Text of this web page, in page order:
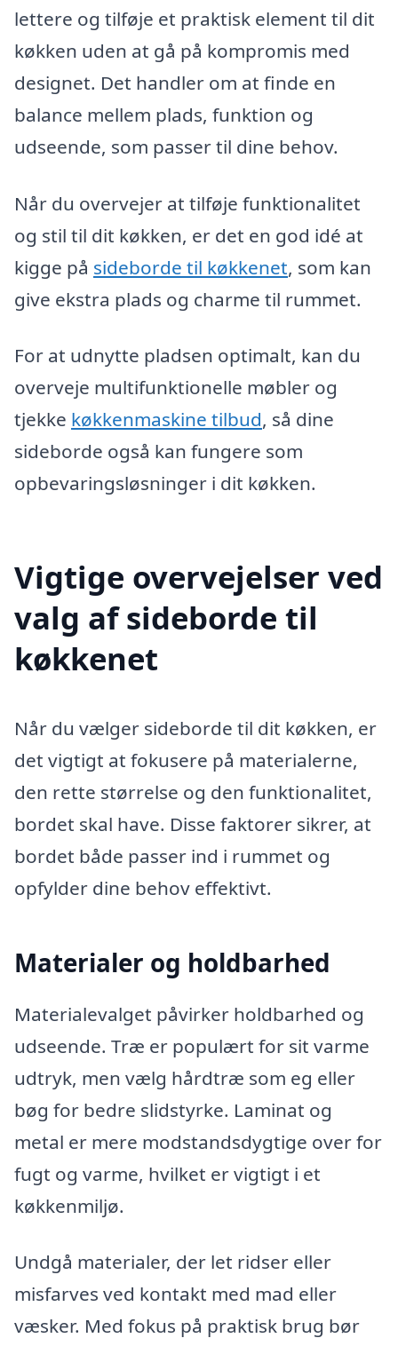
lettere og tilføje et praktisk element til dit
køkken uden at gå på kompromis med
designet. Det handler om at finde en
balance mellem plads, funktion og
udseende, som passer til dine behov.
Når du overvejer at tilføje funktionalitet
og stil til dit køkken, er det en god idé at
kigge på sideborde til køkkenet, som kan
give ekstra plads og charme til rummet.
For at udnytte pladsen optimalt, kan du
overveje multifunktionelle møbler og
tjekke køkkenmaskine tilbud, så dine
sideborde også kan fungere som
opbevaringsløsninger i dit køkken.
Vigtige overvejelser ved
valg af sideborde til
køkkenet
Når du vælger sideborde til dit køkken, er
det vigtigt at fokusere på materialerne,
den rette størrelse og den funktionalitet,
bordet skal have. Disse faktorer sikrer, at
bordet både passer ind i rummet og
opfylder dine behov effektivt.
Materialer og holdbarhed
Materialevalget påvirker holdbarhed og
udseende. Træ er populært for sit varme
udtryk, men vælg hårdtræ som eg eller
bøg for bedre slidstyrke. Laminat og
metal er mere modstandsdygtige over for
fugt og varme, hvilket er vigtigt i et
køkkenmiljø.
Undgå materialer, der let ridser eller
misfarves ved kontakt med mad eller
væsker. Med fokus på praktisk brug bør